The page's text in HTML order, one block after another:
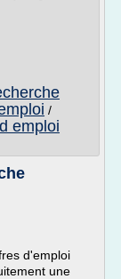
/
emploi
d'emploi
une